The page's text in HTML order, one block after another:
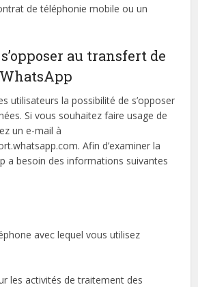
de téléphonie mobile ou un
au transfert de
utilisateurs la possibilité de s’opposer
Si vous souhaitez faire usage de
un e-mail à
Afin d’examiner la
a besoin des informations suivantes
avec lequel vous utilisez
les activités de traitement des